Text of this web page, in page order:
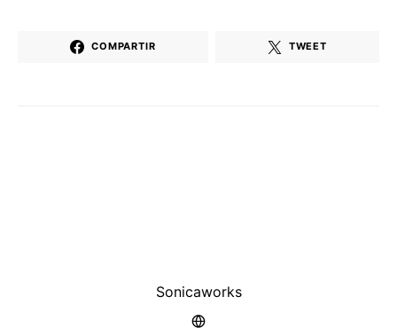
COMPARTIR TWEET
Sonicaworks